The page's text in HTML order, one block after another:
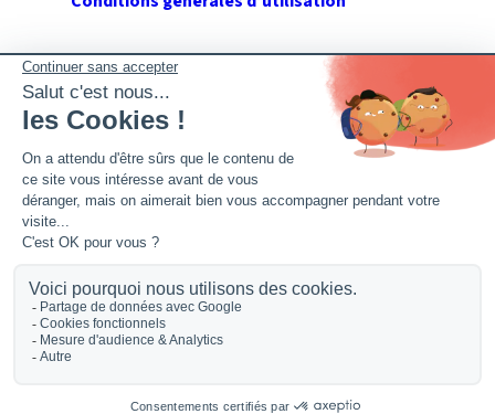
SUIVEZ GERANT DE SARL
Twitter
Facebook